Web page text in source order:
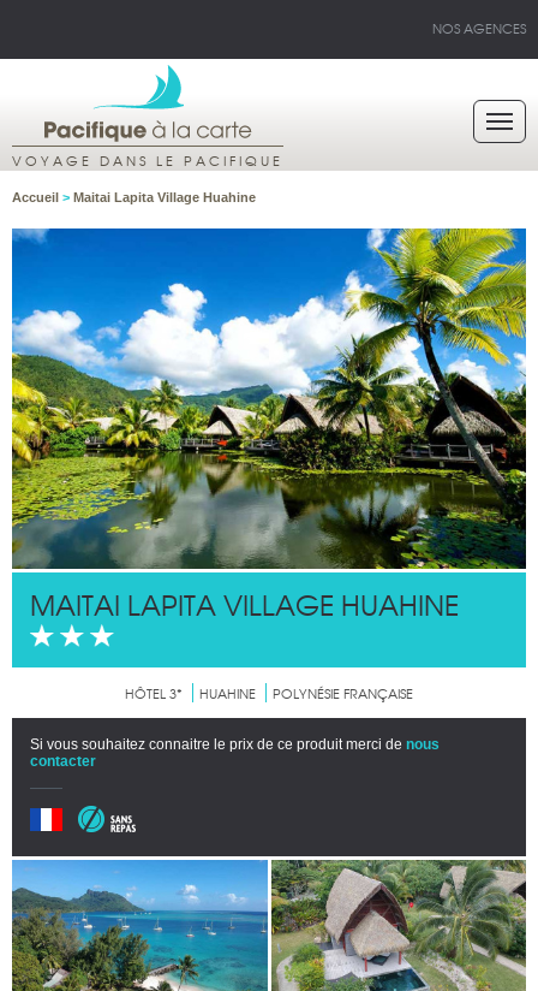
NOS AGENCES
VOYAGE DANS LE PACIFIQUE
Accueil > Maitai Lapita Village Huahine
MAITAI LAPITA VILLAGE HUAHINE
HÔTEL 3* HUAHINE POLYNÉSIE FRANÇAISE
Si vous souhaitez connaitre le prix de ce produit merci de nous
contacter